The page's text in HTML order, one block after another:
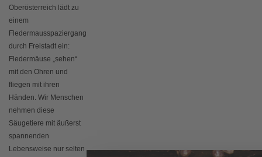
Oberösterreich lädt zu
einem
Fledermausspaziergang
durch Freistadt ein:
Fledermäuse „sehen“
mit den Ohren und
fliegen mit ihren
Händen. Wir Menschen
nehmen diese
Säugetiere mit äußerst
spannenden
Lebensweise nur selten